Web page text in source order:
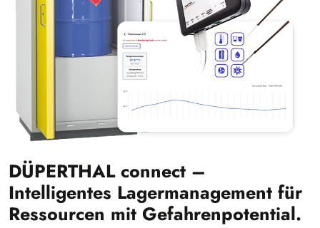
DÜPERTHAL connect –
Intelligentes Lagermanagement für
Ressourcen mit Gefahrenpotential.